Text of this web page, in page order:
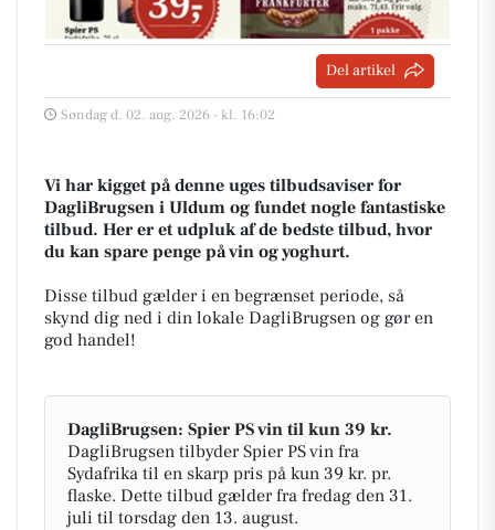
Del artikel
Søndag d. 02. aug. 2026 - kl. 16:02
Vi har kigget på denne uges tilbudsaviser for
DagliBrugsen i Uldum og fundet nogle fantastiske
tilbud. Her er et udpluk af de bedste tilbud, hvor
du kan spare penge på vin og yoghurt.
Disse tilbud gælder i en begrænset periode, så
skynd dig ned i din lokale DagliBrugsen og gør en
god handel!
DagliBrugsen: Spier PS vin til kun 39 kr.
DagliBrugsen tilbyder Spier PS vin fra
Sydafrika til en skarp pris på kun 39 kr. pr.
flaske. Dette tilbud gælder fra fredag den 31.
juli til torsdag den 13. august.